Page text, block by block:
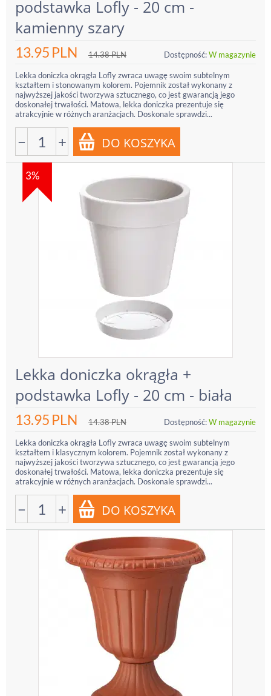
podstawka Lofly - 20 cm -
kamienny szary
13.95 PLN 14.38PLN Dostępność:W magazynie
Lekka doniczka okrągła Lofly zwraca uwagę swoim subtelnym
kształtem i stonowanym kolorem. Pojemnik został wykonany z
najwyższej jakości tworzywa sztucznego, co jest gwarancją jego
doskonałej trwałości. Matowa, lekka doniczka prezentuje się
atrakcyjnie w różnych aranżacjach. Doskonale sprawdzi...
− +
3%
Lekka doniczka okrągła +
podstawka Lofly - 20 cm - biała
13.95 PLN 14.38PLN Dostępność:W magazynie
Lekka doniczka okrągła Lofly zwraca uwagę swoim subtelnym
kształtem i klasycznym kolorem. Pojemnik został wykonany z
najwyższej jakości tworzywa sztucznego, co jest gwarancją jego
doskonałej trwałości. Matowa, lekka doniczka prezentuje się
atrakcyjnie w różnych aranżacjach. Doskonale sprawdzi...
− +